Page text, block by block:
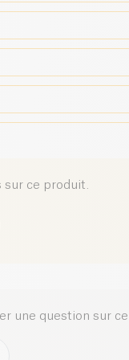
sur ce produit.
une question sur